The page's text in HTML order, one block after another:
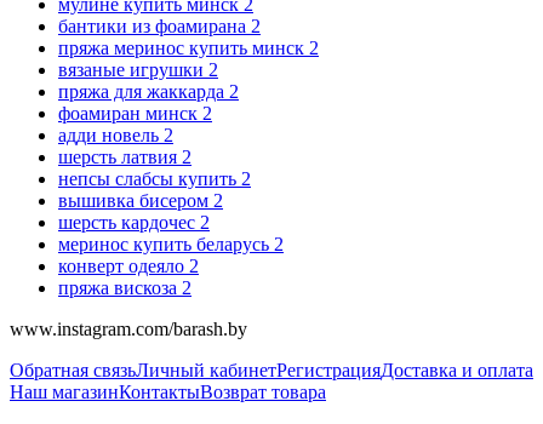
бантики из фоамирана 2
пряжа меринос купить минск 2
вязаные игрушки 2
пряжа для жаккарда 2
фоамиран минск 2
адди новель 2
шерсть латвия 2
непсы слабсы купить 2
вышивка бисером 2
шерсть кардочес 2
меринос купить беларусь 2
конверт одеяло 2
пряжа вискоза 2
www.instagram.com/barash.by
Обратная связьЛичный кабинетРегистрацияДоставка и оплата
Наш магазинКонтактыВозврат товара